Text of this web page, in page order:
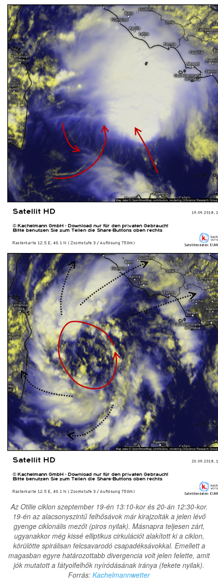
Az Otilie ciklon szeptember 19-én 13:10-kor és 20-án 12:30-kor.
19-én az alacsonyszintű felhősávok már kirajzolták a jelen lévő
gyenge ciklonális mezőt (piros nyilak). Másnapra teljesen zárt,
ugyanakkor még kissé elliptikus cirkulációt alakított ki a ciklon,
körülötte spirálisan felcsavarodó csapadéksávokkal. Emellett a
magasban egyre határozottabb divergencia volt jelen felette, amit
jók mutatott a fátyolfelhők nyíródásának iránya (fekete nyilak).
Forrás: Kachelmannwetter